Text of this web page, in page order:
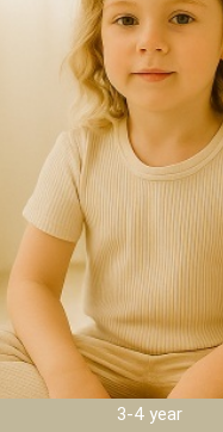
3-4 year